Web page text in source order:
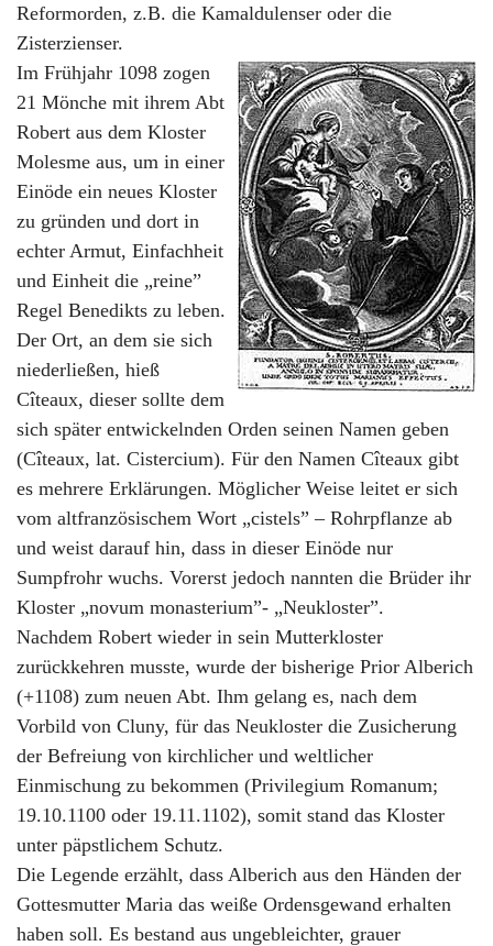
Reformorden, z.B. die Kamaldulenser oder die
Zisterzienser.
Im Frühjahr 1098 zogen
21 Mönche mit ihrem Abt
Robert aus dem Kloster
Molesme aus, um in einer
Einöde ein neues Kloster
zu gründen und dort in
echter Armut, Einfachheit
und Einheit die „reine”
Regel Benedikts zu leben.
Der Ort, an dem sie sich
niederließen, hieß
Cîteaux, dieser sollte dem
sich später entwickelnden Orden seinen Namen geben
(Cîteaux, lat. Cistercium). Für den Namen Cîteaux gibt
es mehrere Erklärungen. Möglicher Weise leitet er sich
vom altfranzösischem Wort „cistels” – Rohrpflanze ab
und weist darauf hin, dass in dieser Einöde nur
Sumpfrohr wuchs. Vorerst jedoch nannten die Brüder ihr
Kloster „novum monasterium”- „Neukloster”.
Nachdem Robert wieder in sein Mutterkloster
zurückkehren musste, wurde der bisherige Prior Alberich
(+1108) zum neuen Abt. Ihm gelang es, nach dem
Vorbild von Cluny, für das Neukloster die Zusicherung
der Befreiung von kirchlicher und weltlicher
Einmischung zu bekommen (Privilegium Romanum;
19.10.1100 oder 19.11.1102), somit stand das Kloster
unter päpstlichem Schutz.
Die Legende erzählt, dass Alberich aus den Händen der
Gottesmutter Maria das weiße Ordensgewand erhalten
haben soll. Es bestand aus ungebleichter, grauer